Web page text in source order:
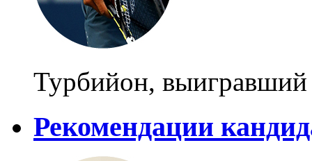
Турбийон, выигравший
Рекомендации